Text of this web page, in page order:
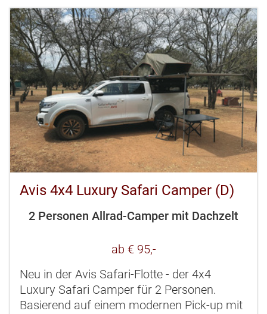
Avis 4x4 Luxury Safari Camper (D)
2 Personen Allrad-Camper mit Dachzelt
ab € 95,-
Neu in der Avis Safari-Flotte - der 4x4
Luxury Safari Camper für 2 Personen.
Basierend auf einem modernen Pick-up mit